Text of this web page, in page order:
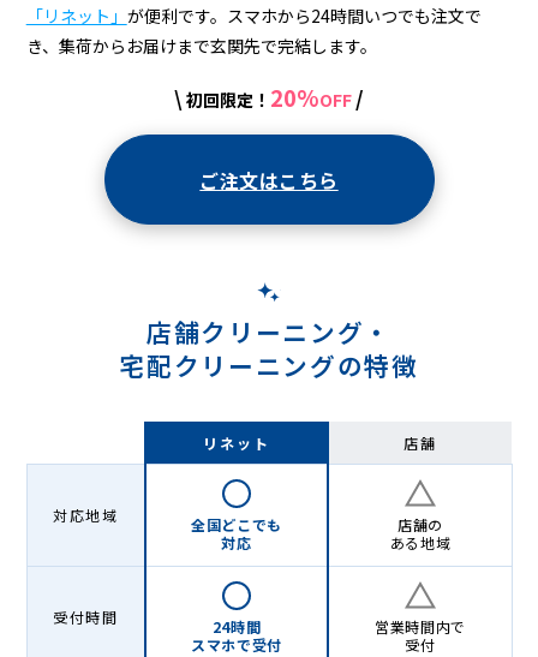
＆
「リネット」 が便利です。スマホから24時間いつでも注文で
き、集荷からお届けまで玄関先で完結します。
\ 初回限定！ 20%OFF /
ご注文はこちら
店舗クリーニング・
宅配クリーニングの特徴
リネット 店舗
対応地域
全国どこでも
対応
店舗の
ある地域
受付時間
24時間
スマホで受付
営業時間内で
受付